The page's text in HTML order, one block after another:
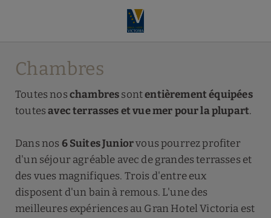
Chambres
Toutes noschambressontentièrement équipées
toutesavec terrasses et vue mer pour la plupart.
Dans nos 6 Suites Juniorvous pourrez profiter
d'un séjour agréable avec de grandes terrasses et
des vues magnifiques. Trois d'entre eux
disposent d'un bain à remous. L'une des
meilleures expériences au Gran Hotel Victoria est